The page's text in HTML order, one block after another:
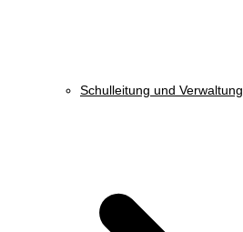
Schulleitung und Verwaltung